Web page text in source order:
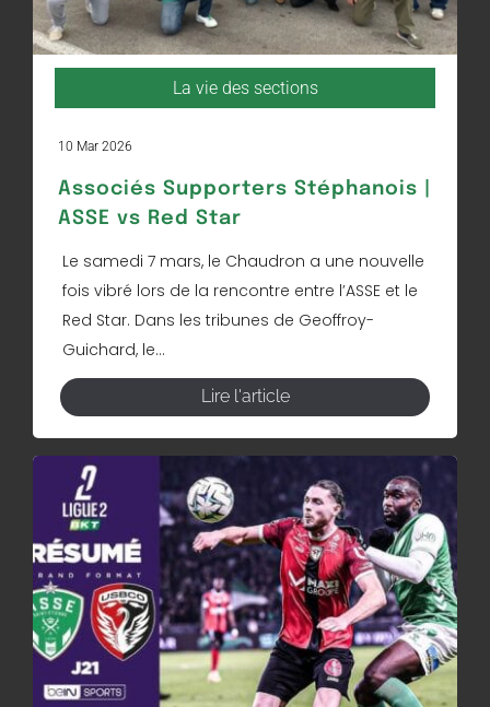
La vie des sections
10 Mar 2026
Associés Supporters Stéphanois |
ASSE vs Red Star
Le samedi 7 mars, le Chaudron a une nouvelle
fois vibré lors de la rencontre entre l’ASSE et le
Red Star. Dans les tribunes de Geoffroy-
Guichard, le...
Lire l'article